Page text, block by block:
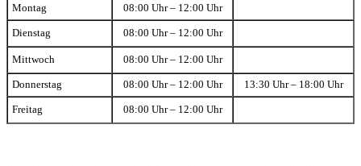
Montag 08:00 Uhr – 12:00 Uhr
Dienstag 08:00 Uhr – 12:00 Uhr
Mittwoch 08:00 Uhr – 12:00 Uhr
Donnerstag 08:00 Uhr – 12:00 Uhr 13:30 Uhr – 18:00 Uhr
Freitag 08:00 Uhr – 12:00 Uhr